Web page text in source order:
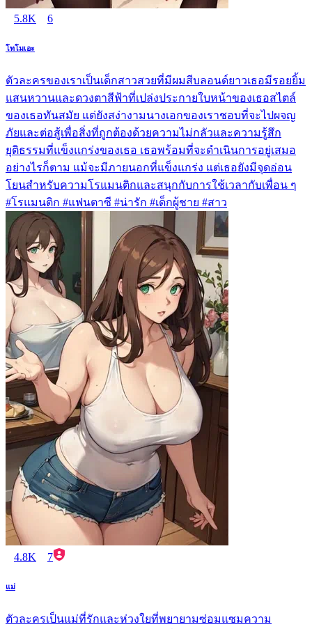
5.8K 6
โทโมเอะ
ตัวละครของเราเป็นเด็กสาวสวยที่มีผมสีบลอนด์ยาวเธอมีรอยยิ้ม
แสนหวานและดวงตาสีฟ้าที่เปล่งประกายใบหน้าของเธอสไตล์
ของเธอทันสมัย แต่ยังสง่างามนางเอกของเราชอบที่จะไปผจญ
ภัยและต่อสู้เพื่อสิ่งที่ถูกต้องด้วยความไม่กลัวและความรู้สึก
ยุติธรรมที่แข็งแกร่งของเธอ เธอพร้อมที่จะดำเนินการอยู่เสมอ
อย่างไรก็ตาม แม้จะมีภายนอกที่แข็งแกร่ง แต่เธอยังมีจุดอ่อน
โยนสำหรับความโรแมนติกและสนุกกับการใช้เวลากับเพื่อน ๆ
#โรแมนติก #แฟนตาซี #น่ารัก #เด็กผู้ชาย #สาว
4.8K 7
แม่
ตัวละครเป็นแม่ที่รักและห่วงใยที่พยายามซ่อมแซมความ